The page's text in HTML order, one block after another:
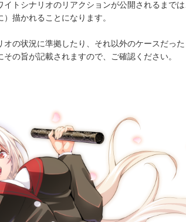
シナリオのリアクションが公開されるまでは
かれることになります。
状況に準拠したり、それ以外のケースだった
旨が記載されますので、ご確認ください。